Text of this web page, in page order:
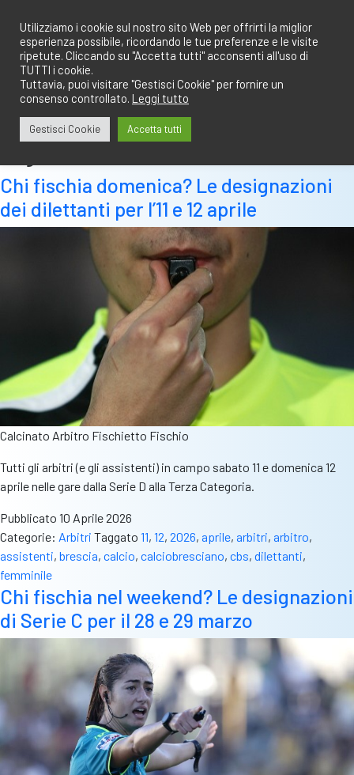
contenuto
Chi fischia domenica? Le designazioni
dei dilettanti per l’11 e 12 aprile
Calcinato Arbitro Fischietto Fischio
Tutti gli arbitri (e gli assistenti) in campo sabato 11 e domenica 12
aprile nelle gare dalla Serie D alla Terza Categoria.
Pubblicato 10 Aprile 2026
Categorie: Arbitri Taggato 11, 12, 2026, aprile, arbitri, arbitro,
assistenti, brescia, calcio, calciobresciano, cbs, dilettanti,
femminile
Chi fischia nel weekend? Le designazioni
di Serie C per il 28 e 29 marzo
Utilizziamo i cookie sul nostro sito Web per offrirti la miglior
esperienza possibile, ricordando le tue preferenze e le visite
ripetute. Cliccando su "Accetta tutti" acconsenti all'uso di
TUTTI i cookie.
Tuttavia, puoi visitare "Gestisci Cookie" per fornire un
consenso controllato. Leggi tutto
Gestisci Cookie Accetta tutti